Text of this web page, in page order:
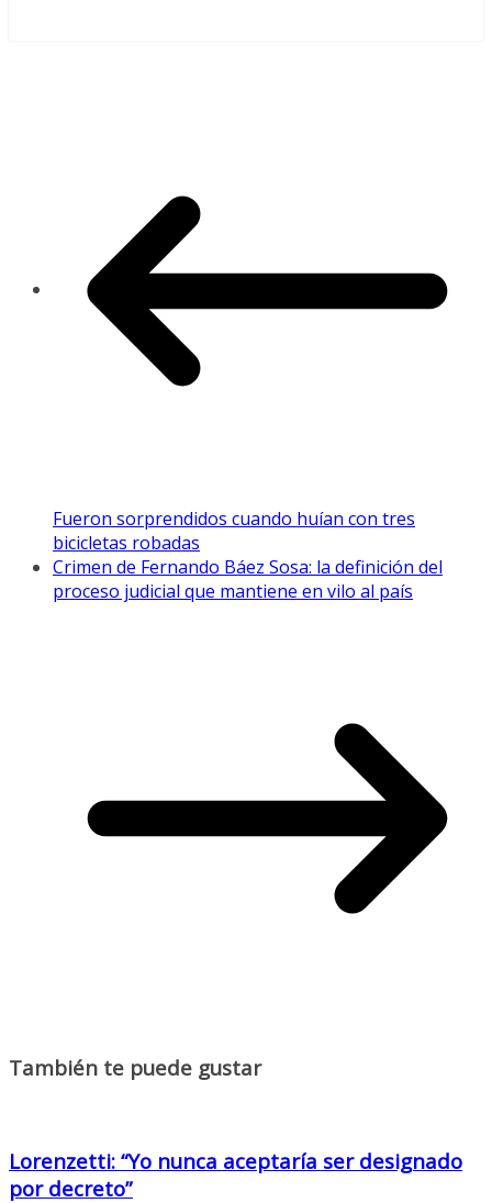
Fueron sorprendidos cuando huían con tres
bicicletas robadas
Crimen de Fernando Báez Sosa: la definición del
proceso judicial que mantiene en vilo al país
También te puede gustar
Lorenzetti: “Yo nunca aceptaría ser designado
por decreto”